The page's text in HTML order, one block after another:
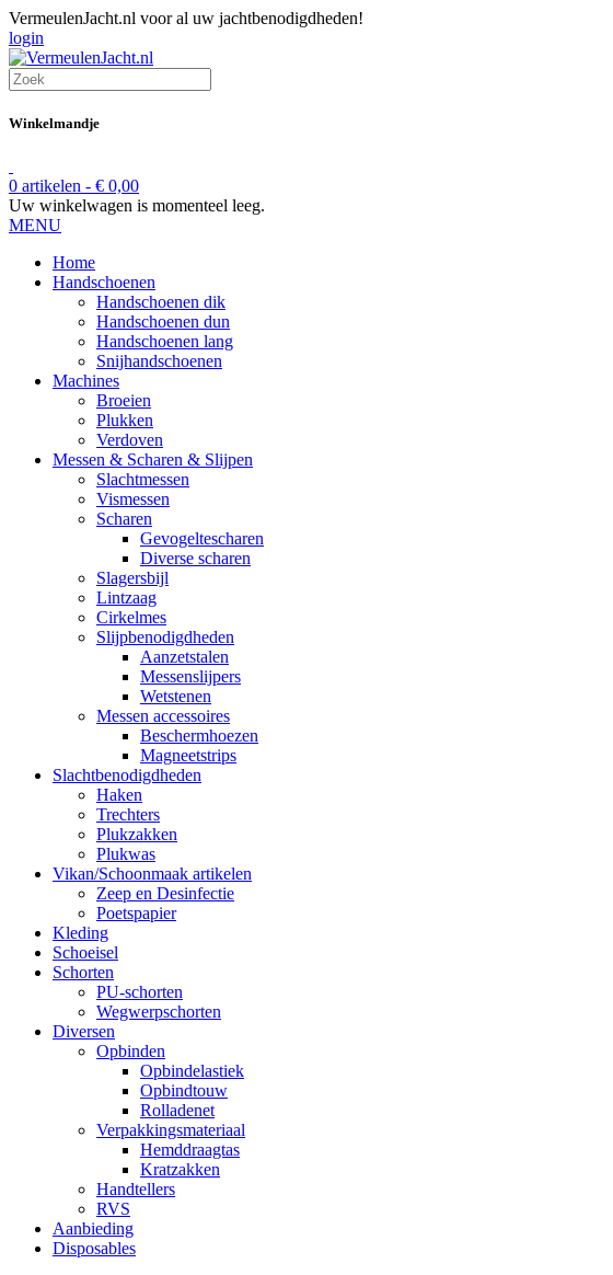
VermeulenJacht.nl voor al uw jachtbenodigdheden!
login
Winkelmandje
0 artikelen - € 0,00
Uw winkelwagen is momenteel leeg.
MENU
Home
Handschoenen
Handschoenen dik
Handschoenen dun
Handschoenen lang
Snijhandschoenen
Machines
Broeien
Plukken
Verdoven
Messen & Scharen & Slijpen
Slachtmessen
Vismessen
Scharen
Gevogeltescharen
Diverse scharen
Slagersbijl
Lintzaag
Cirkelmes
Slijpbenodigdheden
Aanzetstalen
Messenslijpers
Wetstenen
Messen accessoires
Beschermhoezen
Magneetstrips
Slachtbenodigdheden
Haken
Trechters
Plukzakken
Plukwas
Vikan/Schoonmaak artikelen
Zeep en Desinfectie
Poetspapier
Kleding
Schoeisel
Schorten
PU-schorten
Wegwerpschorten
Diversen
Opbinden
Opbindelastiek
Opbindtouw
Rolladenet
Verpakkingsmateriaal
Hemddraagtas
Kratzakken
Handtellers
RVS
Aanbieding
Disposables